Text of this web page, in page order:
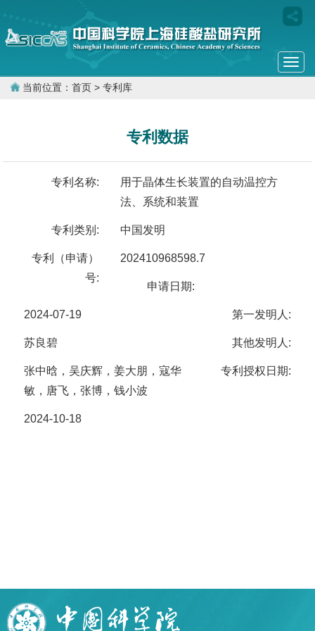
当前位置： 首页 > 专利库
专利数据
专利名称:
用于晶体生长装置的自动温控方
法、系统和装置
专利类别: 中国发明
专利（申请）
号:
202410968598.7
申请日期:
2024-07-19 第一发明人:
苏良碧 其他发明人:
张中晗，吴庆辉，姜大朋，寇华
敏，唐飞，张博，钱小波
专利授权日期:
2024-10-18